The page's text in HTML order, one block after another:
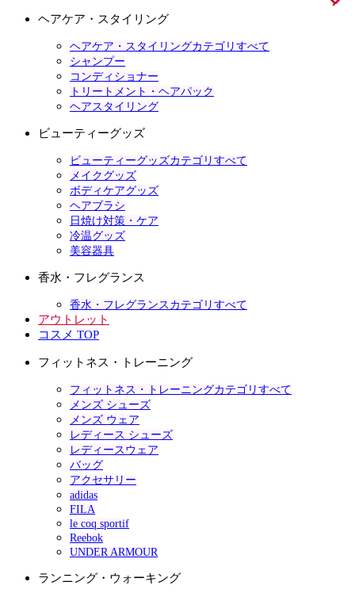
ヘアケア・スタイリング
ヘアケア・スタイリングカテゴリすべて
シャンプー
コンディショナー
トリートメント・ヘアパック
ヘアスタイリング
ビューティーグッズ
ビューティーグッズカテゴリすべて
メイクグッズ
ボディケアグッズ
ヘアブラシ
日焼け対策・ケア
冷温グッズ
美容器具
香水・フレグランス
香水・フレグランスカテゴリすべて
アウトレット
コスメ TOP
フィットネス・トレーニング
フィットネス・トレーニングカテゴリすべて
メンズ シューズ
メンズ ウェア
レディース シューズ
レディースウェア
バッグ
アクセサリー
adidas
FILA
le coq sportif
Reebok
UNDER ARMOUR
ランニング・ウォーキング